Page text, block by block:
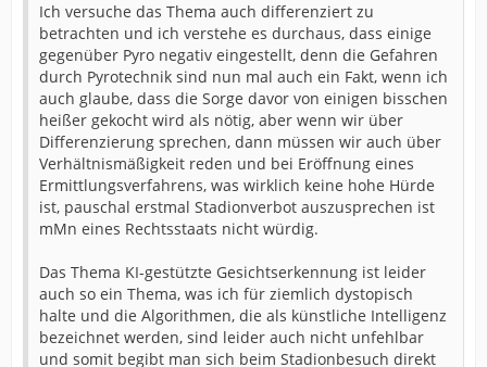
Ich versuche das Thema auch differenziert zu
betrachten und ich verstehe es durchaus, dass einige
gegenüber Pyro negativ eingestellt, denn die Gefahren
durch Pyrotechnik sind nun mal auch ein Fakt, wenn ich
auch glaube, dass die Sorge davor von einigen bisschen
heißer gekocht wird als nötig, aber wenn wir über
Differenzierung sprechen, dann müssen wir auch über
Verhältnismäßigkeit reden und bei Eröffnung eines
Ermittlungsverfahrens, was wirklich keine hohe Hürde
ist, pauschal erstmal Stadionverbot auszusprechen ist
mMn eines Rechtsstaats nicht würdig.
Das Thema KI-gestützte Gesichtserkennung ist leider
auch so ein Thema, was ich für ziemlich dystopisch
halte und die Algorithmen, die als künstliche Intelligenz
bezeichnet werden, sind leider auch nicht unfehlbar
und somit begibt man sich beim Stadionbesuch direkt